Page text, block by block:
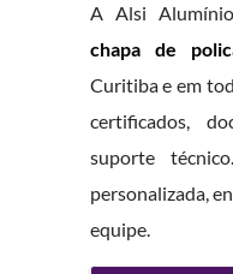
A Alsi
chapa de
Curitiba e em
certificados,
suporte
personalizada,
equipe.